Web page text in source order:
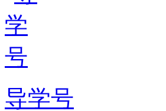
导学号